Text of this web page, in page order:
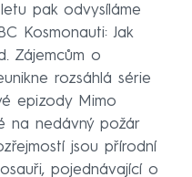
pak odvysíláme
Kosmonauti: Jak
Zájemcům o
rozsáhlá série
epizody Mimo
na nedávný požár
jsou přírodní
pojednávající o